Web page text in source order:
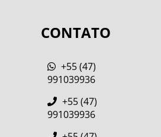
CONTATO
+55 (47)
991039936
+55 (47)
991039936